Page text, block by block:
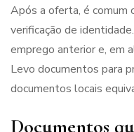
Após a oferta, é comum
verificação de
emprego anterior e, em
Levo documentos para
documentos locais
Documentos